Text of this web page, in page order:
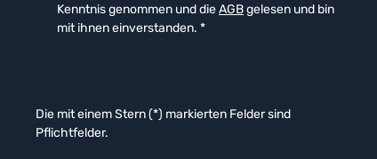
Kenntnis genommen und dieAGBgelesen und bin
mit ihnen einverstanden. *
Die mit einem Stern (*) markierten Felder sind
Pflichtfelder.